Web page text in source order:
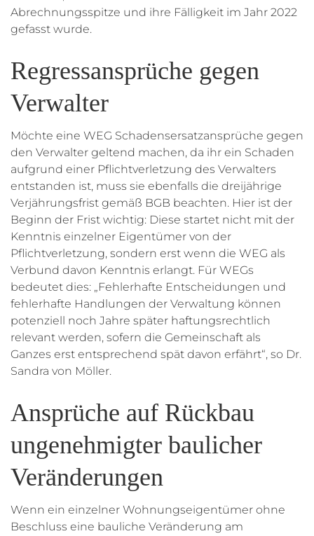
Abrechnungsspitze und ihre Fälligkeit im Jahr 2022
gefasst wurde.
Regressansprüche gegen
Verwalter
Möchte eine WEG Schadensersatzansprüche gegen
den Verwalter geltend machen, da ihr ein Schaden
aufgrund einer Pflichtverletzung des Verwalters
entstanden ist, muss sie ebenfalls die dreijährige
Verjährungsfrist gemäß BGB beachten. Hier ist der
Beginn der Frist wichtig: Diese startet nicht mit der
Kenntnis einzelner Eigentümer von der
Pflichtverletzung, sondern erst wenn die WEG als
Verbund davon Kenntnis erlangt. Für WEGs
bedeutet dies: „Fehlerhafte Entscheidungen und
fehlerhafte Handlungen der Verwaltung können
potenziell noch Jahre später haftungsrechtlich
relevant werden, sofern die Gemeinschaft als
Ganzes erst entsprechend spät davon erfährt“, so Dr.
Sandra von Möller.
Ansprüche auf Rückbau
ungenehmigter baulicher
Veränderungen
Wenn ein einzelner Wohnungseigentümer ohne
Beschluss eine bauliche Veränderung am